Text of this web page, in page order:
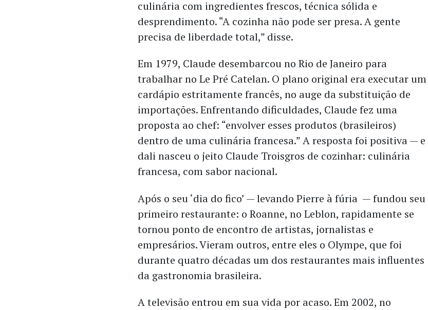
culinária com ingredientes frescos, técnica sólida e
desprendimento. “A cozinha não pode ser presa. A gente
precisa de liberdade total,” disse.
Em 1979, Claude desembarcou no Rio de Janeiro para
trabalhar no Le Pré Catelan. O plano original era executar um
cardápio estritamente francês, no auge da substituição de
importações. Enfrentando dificuldades, Claude fez uma
proposta ao chef: “envolver esses produtos (brasileiros)
dentro de uma culinária francesa.” A resposta foi positiva — e
dali nasceu o jeito Claude Troisgros de cozinhar: culinária
francesa, com sabor nacional.
Após o seu ‘dia do fico’ — levando Pierre à fúria — fundou seu
primeiro restaurante: o Roanne, no Leblon, rapidamente se
tornou ponto de encontro de artistas, jornalistas e
empresários. Vieram outros, entre eles o Olympe, que foi
durante quatro décadas um dos restaurantes mais influentes
da gastronomia brasileira.
A televisão entrou em sua vida por acaso. Em 2002, no